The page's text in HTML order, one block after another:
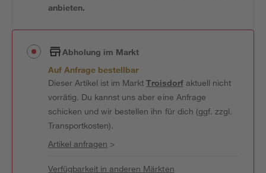
anbieten.
Abholung im Markt
Auf Anfrage bestellbar
Dieser Artikel ist im MarktTroisdorfaktuell nicht
vorrätig. Du kannst uns aber eine Anfrage
schicken und wir bestellen ihn für dich (ggf. zzgl.
Transportkosten).
Artikel anfragen >
Verfügbarkeit in anderen Märkten